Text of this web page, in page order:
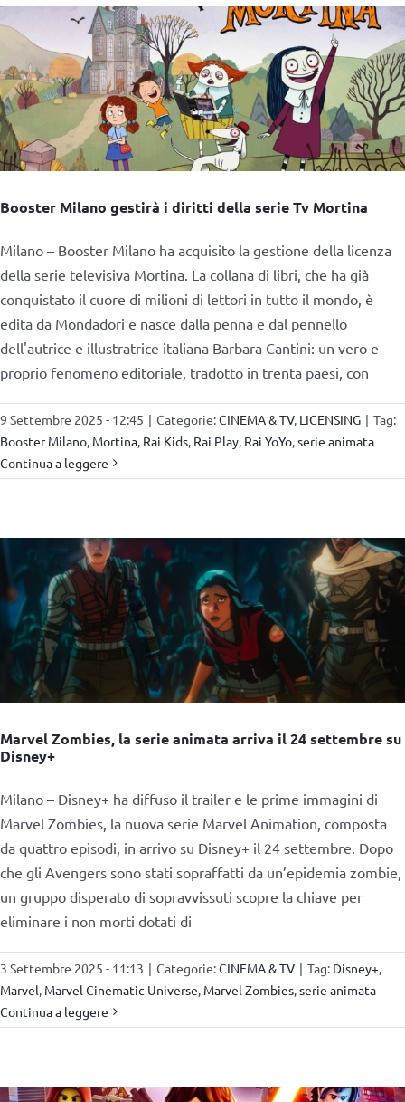
Booster Milano gestirà i diritti della serie Tv Mortina
Milano – Booster Milano ha acquisito la gestione della licenza
della serie televisiva Mortina. La collana di libri, che ha già
conquistato il cuore di milioni di lettori in tutto il mondo, è
edita da Mondadori e nasce dalla penna e dal pennello
dell'autrice e illustratrice italiana Barbara Cantini: un vero e
proprio fenomeno editoriale, tradotto in trenta paesi, con
9 Settembre 2025 - 12:45 | Categorie:CINEMA & TV, LICENSING | Tag:
Booster Milano, Mortina, Rai Kids, Rai Play, Rai YoYo,serie animata
Continua a leggere
Marvel Zombies, la serie animata arriva il 24 settembre su
Disney+
Milano – Disney+ ha diffuso il trailer e le prime immagini di
Marvel Zombies, la nuova serie Marvel Animation, composta
da quattro episodi, in arrivo su Disney+ il 24 settembre. Dopo
che gli Avengers sono stati sopraffatti da un’epidemia zombie,
un gruppo disperato di sopravvissuti scopre la chiave per
eliminare i non morti dotati di
3 Settembre 2025 - 11:13 | Categorie:CINEMA & TV | Tag: Disney+,
Marvel, Marvel Cinematic Universe, Marvel Zombies,serie animata
Continua a leggere